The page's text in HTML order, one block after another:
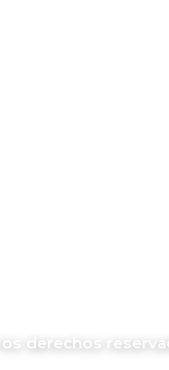
derechos